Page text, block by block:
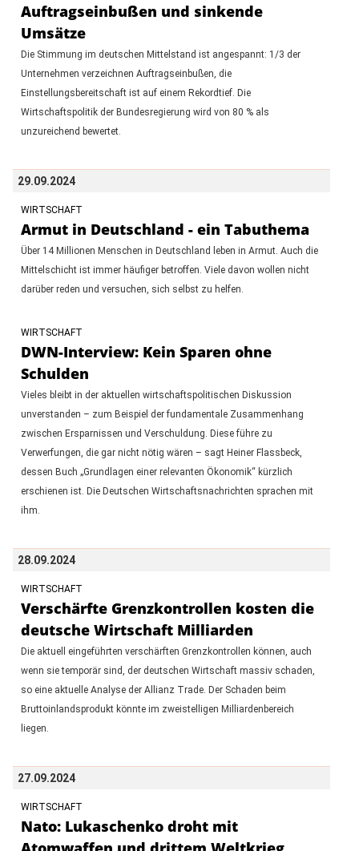
Auftragseinbußen und sinkende
Umsätze
Die Stimmung im deutschen Mittelstand ist angespannt: 1/3 der
Unternehmen verzeichnen Auftragseinbußen, die
Einstellungsbereitschaft ist auf einem Rekordtief. Die
Wirtschaftspolitik der Bundesregierung wird von 80 % als
unzureichend bewertet.
29.09.2024
WIRTSCHAFT
Armut in Deutschland - ein Tabuthema
Über 14 Millionen Menschen in Deutschland leben in Armut. Auch die
Mittelschicht ist immer häufiger betroffen. Viele davon wollen nicht
darüber reden und versuchen, sich selbst zu helfen.
WIRTSCHAFT
DWN-Interview: Kein Sparen ohne
Schulden
Vieles bleibt in der aktuellen wirtschaftspolitischen Diskussion
unverstanden – zum Beispiel der fundamentale Zusammenhang
zwischen Ersparnissen und Verschuldung. Diese führe zu
Verwerfungen, die gar nicht nötig wären – sagt Heiner Flassbeck,
dessen Buch „Grundlagen einer relevanten Ökonomik“ kürzlich
erschienen ist. Die Deutschen Wirtschaftsnachrichten sprachen mit
ihm.
28.09.2024
WIRTSCHAFT
Verschärfte Grenzkontrollen kosten die
deutsche Wirtschaft Milliarden
Die aktuell eingeführten verschärften Grenzkontrollen können, auch
wenn sie temporär sind, der deutschen Wirtschaft massiv schaden,
so eine aktuelle Analyse der Allianz Trade. Der Schaden beim
Bruttoinlandsprodukt könnte im zweistelligen Milliardenbereich
liegen.
27.09.2024
WIRTSCHAFT
Nato: Lukaschenko droht mit